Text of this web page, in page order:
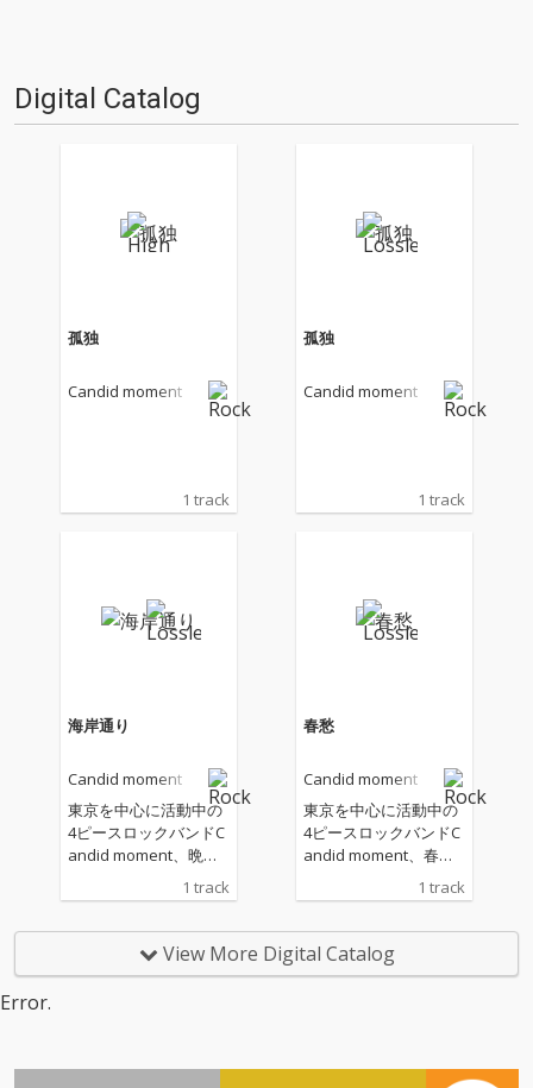
Digital Catalog
孤独
Candid moment
1 track
孤独
Candid moment
1 track
海岸通り
Candid moment
東京を中心に活動中の
4ピースロックバンドC
andid moment、晩夏
を歌った切なく甘いNe
w Single「海岸通り」
1 track
春愁
Candid moment
東京を中心に活動中の
4ピースロックバンドC
andid moment、春を
テーマとしたドラマテ
ィックなニューシング
1 track
View More Digital Catalog
Error.